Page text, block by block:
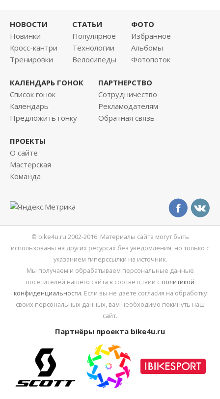
НОВОСТИ
Новинки
Кросс-кантри
Тренировки
СТАТЬИ
Популярное
Технологии
Велосипеды
ФОТО
Избранное
Альбомы
Фотопоток
КАЛЕНДАРЬ ГОНОК
Список гонок
Календарь
Предложить гонку
ПАРТНЕРСТВО
Сотрудничество
Рекламодателям
Обратная связь
ПРОЕКТЫ
О сайте
Мастерская
Команда
© bike4u.ru 2002-2016. Материалы сайта могут быть
использованы на других ресурсах без уведомления, но только с
указанием гиперссылки на источник.
Мы получаем и обрабатываем персональные данные
посетителей нашего сайта в соответствии с политикой
конфиденциальности. Если вы не даете согласия на обработку
своих персональных данных, вам необходимо покинуть наш
сайт.
Партнёры проекта bike4u.ru